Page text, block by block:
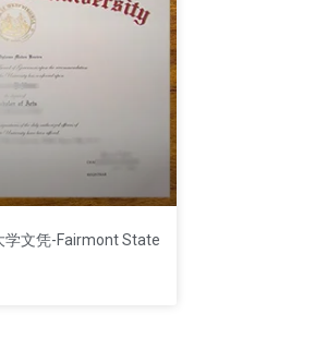
学文凭-Fairmont State